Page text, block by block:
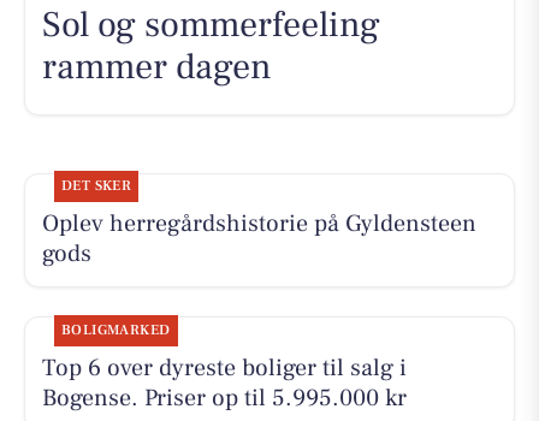
Sol og sommerfeeling
rammer dagen
DET SKER
Oplev herregårdshistorie på Gyldensteen
gods
BOLIGMARKED
Top 6 over dyreste boliger til salg i
Bogense. Priser op til 5.995.000 kr